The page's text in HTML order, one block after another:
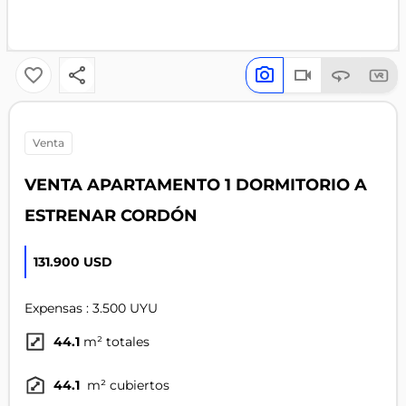
venta
VENTA APARTAMENTO 1 DORMITORIO A
ESTRENAR CORDÓN
131.900 USD
Expensas : 3.500 UYU
44.1 m² totales
44.1 m² cubiertos